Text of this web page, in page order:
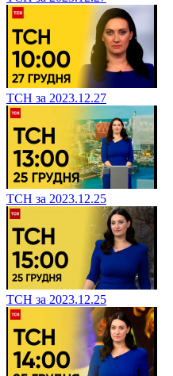
ТСН за 2023.12.27
ТСН за 2023.12.25
ТСН за 2023.12.25